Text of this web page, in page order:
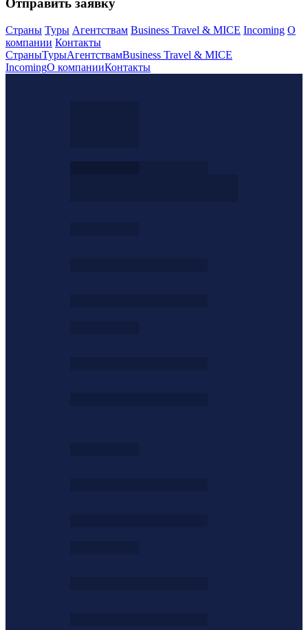
Отправить заявку
Страны Туры Агентствам Business Travel & MICE Incoming О
компании Контакты
СтраныТурыАгентствамBusiness Travel & MICE
IncomingО компанииКонтакты